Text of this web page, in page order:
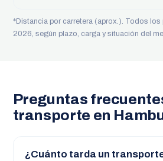
*Distancia por carretera (aprox.). Todos los
2026, según plazo, carga y situación del
Preguntas
transporte en
¿Cuánto tarda un